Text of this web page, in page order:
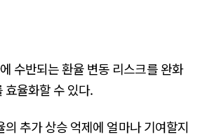
수반되는 환율 변동 리스크를 완화
효율화할 수 있다.
의 추가 상승 억제에 얼마나 기여할지